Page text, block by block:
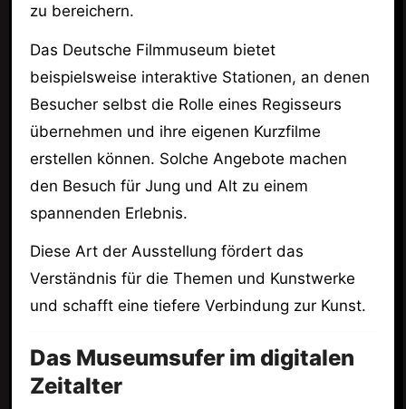
zu bereichern.
Das Deutsche Filmmuseum bietet
beispielsweise interaktive Stationen, an denen
Besucher selbst die Rolle eines Regisseurs
übernehmen und ihre eigenen Kurzfilme
erstellen können. Solche Angebote machen
den Besuch für Jung und Alt zu einem
spannenden Erlebnis.
Diese Art der Ausstellung fördert das
Verständnis für die Themen und Kunstwerke
und schafft eine tiefere Verbindung zur Kunst.
Das Museumsufer im digitalen
Zeitalter